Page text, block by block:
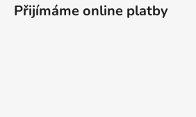
Přijímáme online platby